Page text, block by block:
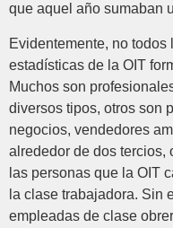
que aquel año sumaban
Evidentemente, no
estadísticas de la OIT
Muchos son
diversos tipos, otros son
negocios, vendedores
alrededor de dos tercios,
las personas que la OIT
la clase trabajadora. Sin
empleadas de clase